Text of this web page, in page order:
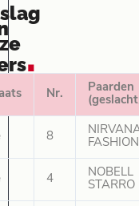
.
Nr.
Paarden
8
4
NOBELL
STARRO